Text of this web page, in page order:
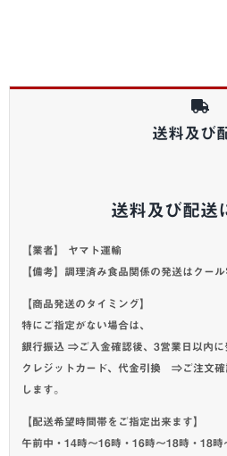
送料及び
送料及び配送
【業者】 ヤマト運輸
【備考】調理済み食品関係の発送はクー
【商品発送のタイミング】
特にご指定がない場合は、
銀行振込 ⇒ご入金確認後、3営業日以内に
クレジットカード、代金引換 ⇒ご注文確
します。
【配送希望時間帯をご指定出来ます】
午前中・14時～16時・16時～18時・18